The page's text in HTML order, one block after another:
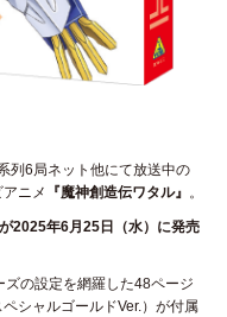
列6局ネット他にて放送中の
ニメ
『魔神創造伝ワタル』 。
2025年6月25日（水）に発売
の設定を網羅した48ページ
シャルゴールドVer.）が付属